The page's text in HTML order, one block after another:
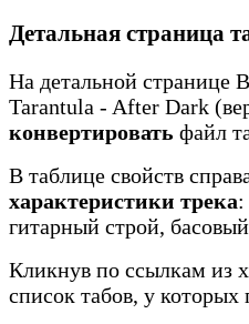
Детальная страница
На детальной странице
Tarantula - After Dark
конвертировать файл
В таблице свойств
характеристики трека:
гитарный строй,
Кликнув по ссылкам из
список табов, у которых